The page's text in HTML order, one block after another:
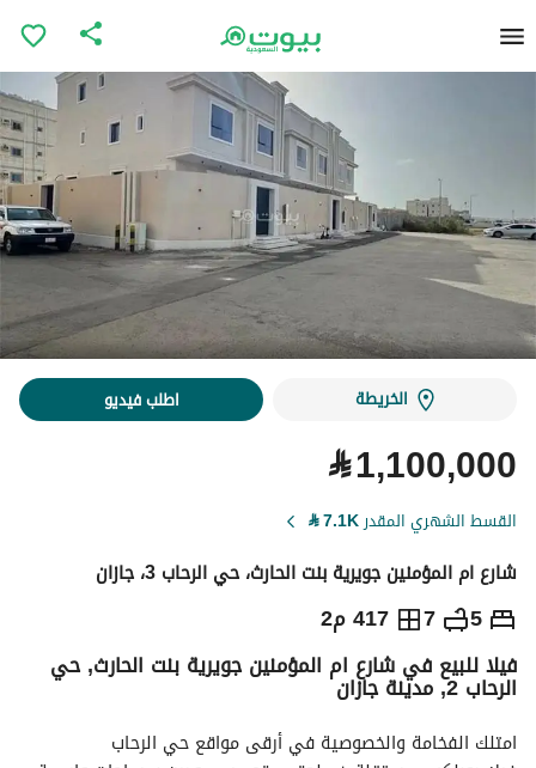
الخريطة اطلب فيديو
⃁1,100,000
القسط الشهري المقدر7.1K
⃁
شارع ام المؤمنين جويرية بنت الحارث، حي الرحاب 3، جازان
5
7 417 م2 ⃁
1,100,000
التفاصيل معلومات ترخيص الإعلان حاسبة التمويل
فيلا للبيع في شارع ام المؤمنين جويرية بنت الحارث, حي
الرحاب 2, مدينة جازان
امتلك الفخامة والخصوصية في أرقى مواقع حي الرحاب